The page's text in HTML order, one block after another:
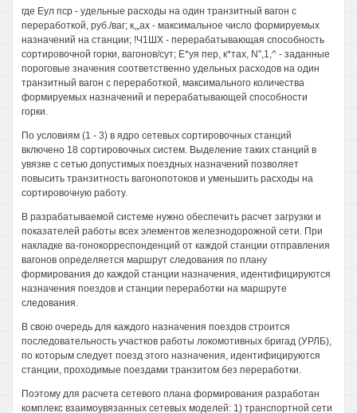
где Еул пср - удельные расходы на один транзитный вагон с
переработкой, руб./ваг; к,„ах - максимальное число формируемых
назначений на станции; !Ч1ШХ - перерабатывающая способность
сортировочной горки, вагонов/сут; Е*уя пер, к*тах, N",1,^ - заданные
пороговые значения соответственно удельных расходов на один
транзитный вагон с переработкой, максимального количества
формируемых назначений и перерабатывающей способности
горки.
По условиям (1 - 3) в ядро сетевых сортировочных станций
включено 18 сортировочных систем. Выделение таких станций в
увязке с сетью допустимых поездных назначений позволяет
повысить транзитность вагонопотоков и уменьшить расходы на
сортировочную работу.
В разрабатываемой системе нужно обеспечить расчет загрузки и
показателей работы всех элементов железнодорожной сети. При
накладке ва-гонокорреспонденций от каждой станции отправления
вагонов определяется маршрут следования по плану
формирования до каждой станции назначения, идентифицируются
назначения поездов и станции переработки на маршруте
следования.
В свою очередь для каждого назначения поездов строится
последовательность участков работы локомотивных бригад (УРЛБ),
по которым следует поезд этого назначения, идентифицируются
станции, проходимые поездами транзитом без переработки.
Поэтому для расчета сетевого плана формирования разработан
комплекс взаимоувязанных сетевых моделей: 1) транспортной сети